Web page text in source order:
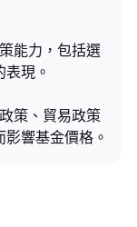
能力，包括選
現。
策、貿易政策
響基金價格。